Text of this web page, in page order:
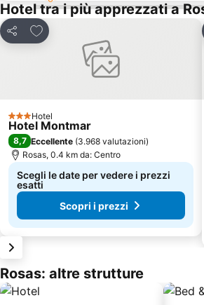
Hotel tra i più apprezzati a
Condividi
Aggiungi ai preferiti
3 StelleHotel
Hotel Montmar
8,7 Eccellente (3.968 valutazioni)
Rosas, 0.4 km da: Centro
Scegli le date per vedere i prezzi
esatti
Scopri i prezzi
Rosas: altre strutture